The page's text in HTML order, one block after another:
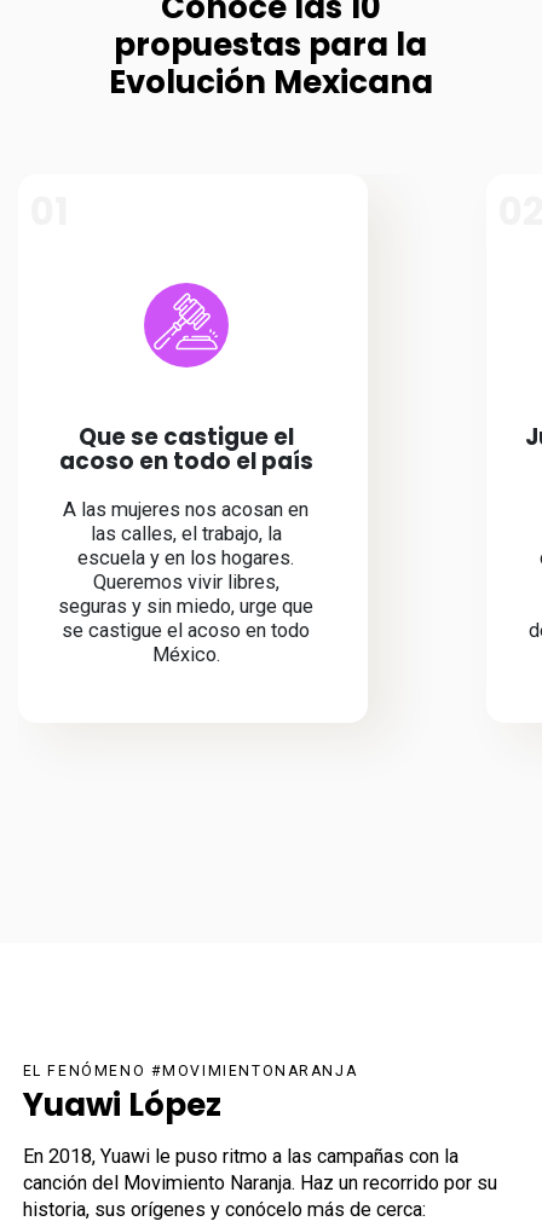
propuestas para la
Evolución Mexicana
Que se castigue el
acoso en todo el país
A las mujeres nos acosan en
las calles, el trabajo, la
escuela y en los hogares.
Queremos vivir libres,
seguras y sin miedo, urge que
se castigue el acoso en todo
México.
EL FENÓMENO #MOVIMIENTONARANJA
Yuawi López
En 2018, Yuawi le puso ritmo a las campañas con la
canción del Movimiento Naranja. Haz un recorrido por su
historia, sus orígenes y conócelo más de cerca: